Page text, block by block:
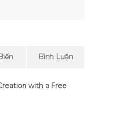
Bình Luận
with a Free